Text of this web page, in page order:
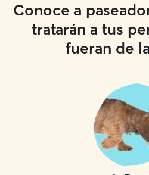
Conoce a
tratarán a tus
fueran de